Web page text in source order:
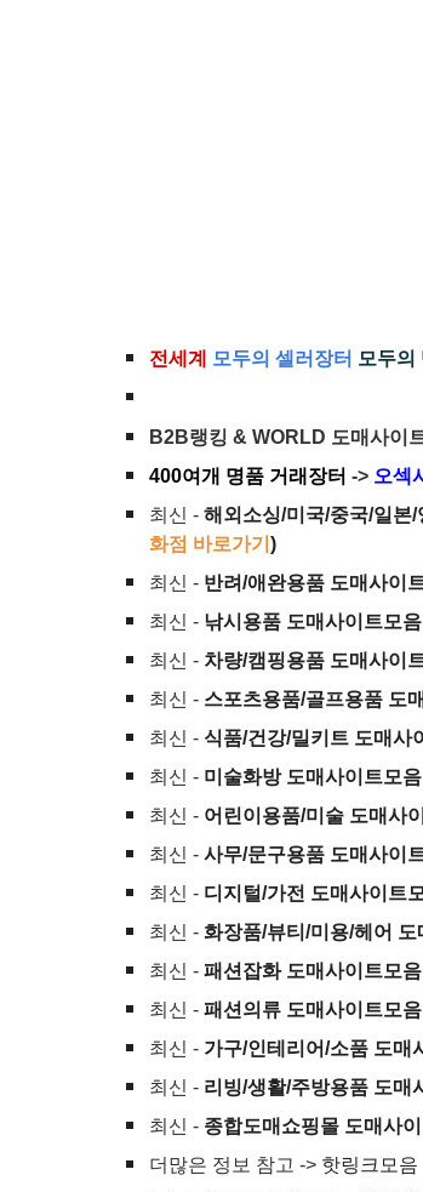
전세계 모두의 셀러장터 모두의
B2B랭킹 & WORLD 도매사이
400여개 명품 거래장터 -> 오섹
최신 - 해외소싱/미국/중국/일본
화점 바로가기 )
최신 - 반려/애완용품 도매사이
최신 - 낚시용품 도매사이트모음
최신 - 차량/캠핑용품 도매사이
최신 - 스포츠용품/골프용품 도
최신 - 식품/건강/밀키트 도매사
최신 - 미술화방 도매사이트모음
최신 - 어린이용품/미술 도매사
최신 - 사무/문구용품 도매사이
최신 - 디지털/가전 도매사이트
최신 - 화장품/뷰티/미용/헤어
최신 - 패션잡화 도매사이트모음
최신 - 패션의류 도매사이트모음
최신 - 가구/인테리어/소품 도매
최신 - 리빙/생활/주방용품 도매
최신 - 종합도매쇼핑몰 도매사
더많은 정보 참고 -> 핫링크모음